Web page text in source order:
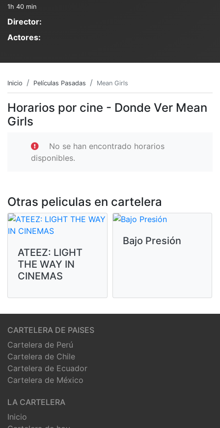
1h 40 min
Director:
Actores:
Inicio Películas Pasadas Mean Girls
Horarios por cine - Donde Ver Mean
Girls
No se han encontrado horarios
disponibles.
Otras peliculas en cartelera
ATEEZ: LIGHT
THE WAY IN
CINEMAS
Bajo Presión
CARTELERA DE PAISES
Cartelera de Perú
Cartelera de Chile
Cartelera de Ecuador
Cartelera de México
LA CARTELERA
Inicio